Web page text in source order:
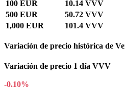
100 EUR
10.14 VVV
500 EUR
50.72 VVV
1,000 EUR
101.4 VVV
Variación de precio histórica de
Variación de precio 1 día VVV
-0.10%